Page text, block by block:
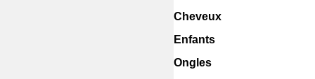
Cheveux
Enfants
Ongles